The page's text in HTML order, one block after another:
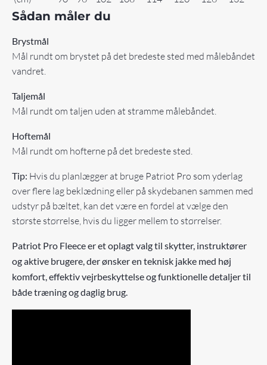
Sådan måler du
Brystmål
Mål rundt om brystet på det bredeste sted med målebåndet
vandret.
Taljemål
Mål rundt om taljen uden at stramme målebåndet.
Hoftemål
Mål rundt om hofterne på det bredeste sted.
Tip: Hvis du planlægger at bruge Patriot Pro som yderlag
over flere lag beklædning eller på skydebanen sammen med
udstyr på bæltet, kan det være en fordel at vælge den
største størrelse, hvis du ligger mellem to størrelser.
Patriot Pro Fleece er et oplagt valg til skytter, instruktører
og aktive brugere, der ønsker en teknisk jakke med høj
komfort, effektiv vejrbeskyttelse og funktionelle detaljer til
både træning og daglig brug.